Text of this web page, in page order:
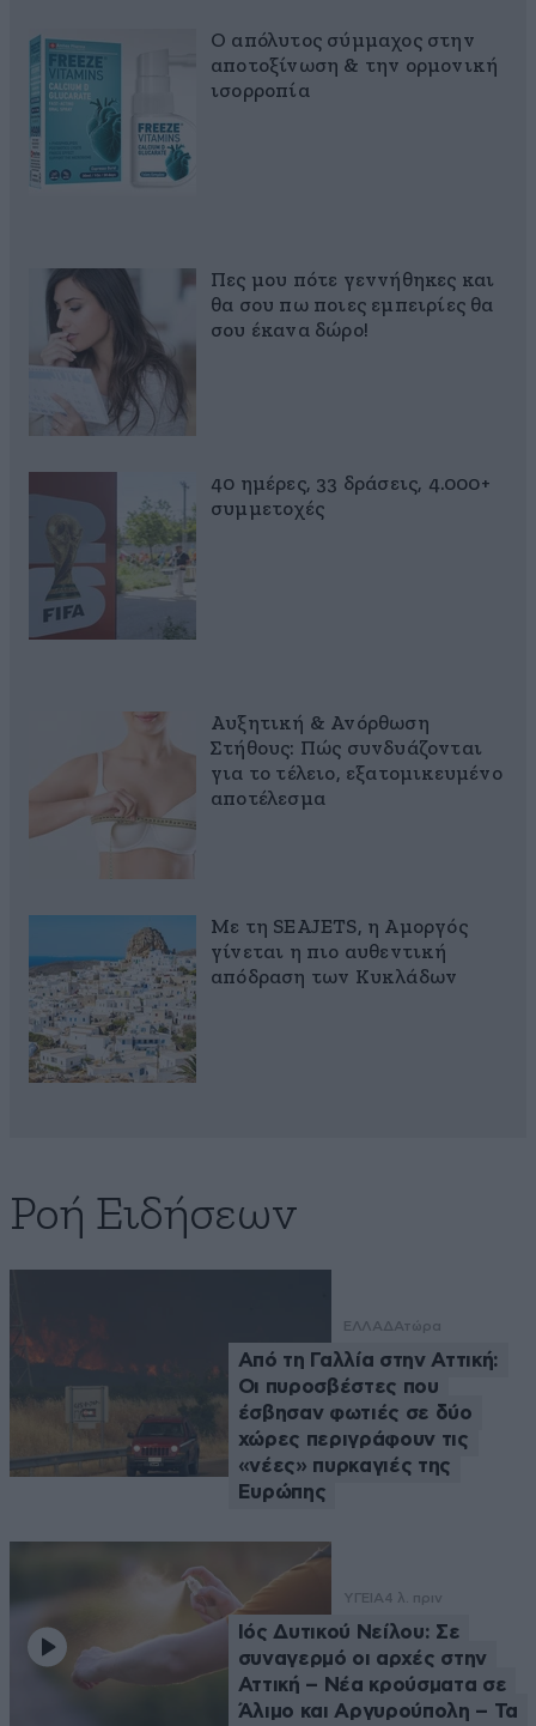
Ο απόλυτος σύμμαχος στην
αποτοξίνωση & την ορμονική
ισορροπία
Πες μου πότε γεννήθηκες και
θα σου πω ποιες εμπειρίες θα
σου έκανα δώρο!
40 ημέρες, 33 δράσεις, 4.000+
συμμετοχές
Αυξητική & Ανόρθωση
Στήθους: Πώς συνδυάζονται
για το τέλειο, εξατομικευμένο
αποτέλεσμα
Με τη SEAJETS, η Αμοργός
γίνεται η πιο αυθεντική
απόδραση των Κυκλάδων
Ροή Ειδήσεων
ΕΛΛΑΔΑτώρα
Από τη Γαλλία στην Αττική:
Οι πυροσβέστες που
έσβησαν φωτιές σε δύο
χώρες περιγράφουν τις
«νέες» πυρκαγιές της
Ευρώπης
ΥΓΕΙΑ4 λ. πριν
Ιός Δυτικού Νείλου: Σε
συναγερμό οι αρχές στην
Αττική – Νέα κρούσματα σε
Άλιμο και Αργυρούπολη – Τα